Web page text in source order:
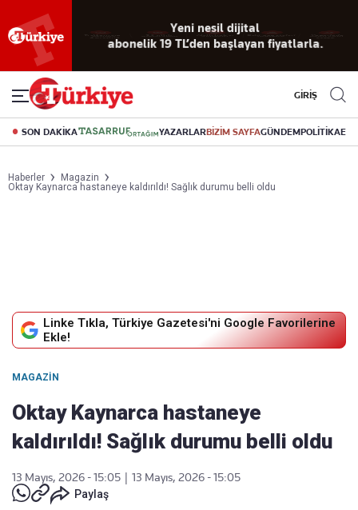
Yeni nesil dijital
abonelik 19 TL’den başlayan fiyatlarla.
GİRİŞ
SON DAKİKA YAZARLARBİZİM SAYFAGÜNDEMPOLİTİKA
Haberler
Magazin
Oktay Kaynarca hastaneye kaldırıldı! Sağlık durumu belli oldu
Linke Tıkla, Türkiye Gazetesi'ni Google Favorilerine
Ekle!
MAGAZIN
Oktay Kaynarca hastaneye
kaldırıldı! Sağlık durumu belli oldu
13 Mayıs, 2026 - 15:05
13 Mayıs, 2026 - 15:05
Paylaş